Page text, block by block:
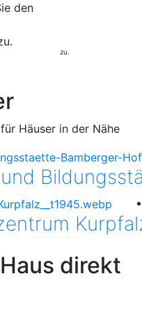
den
zu.
Häuser in der Nähe
direkt